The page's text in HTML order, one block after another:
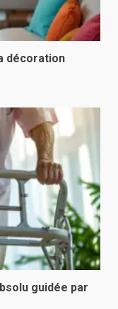
décoration
guidée par